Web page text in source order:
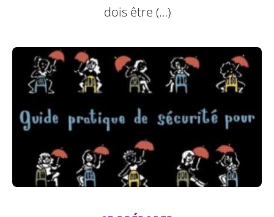
dois être (…)